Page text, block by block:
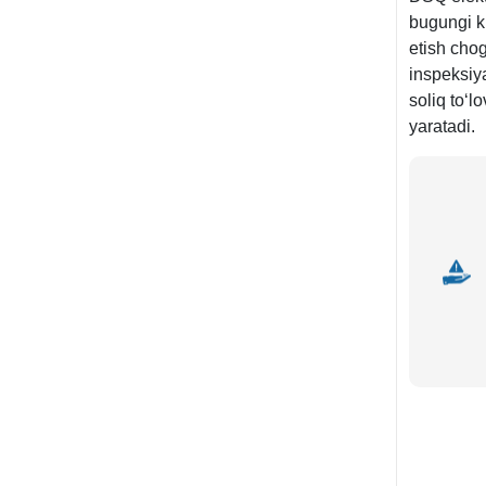
bugungi
etish
soliq
yaratadi.